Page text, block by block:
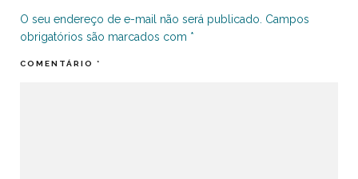
O seu endereço de e-mail não será publicado. Campos
obrigatórios são marcados com *
COMENTÁRIO *